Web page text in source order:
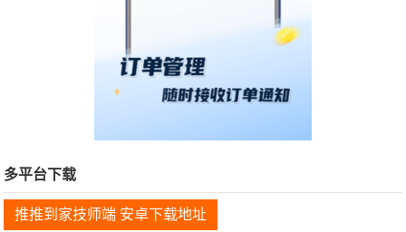
多平台下载
推推到家技师端 安卓下载地址